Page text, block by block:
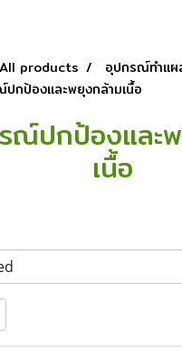
All products
อุปกรณ์ทำแผ
กป้องและพยุงกล้ามเนื้อ
ณ์ปกป้องและ
เนื้อ